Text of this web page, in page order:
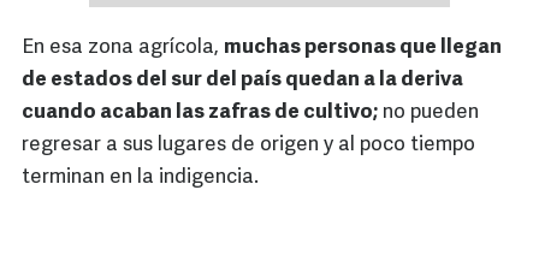
En esa zona agrícola, muchas personas que llegan
de estados del sur del país quedan a la deriva
cuando acaban las zafras de cultivo; no pueden
regresar a sus lugares de origen y al poco tiempo
terminan en la indigencia.